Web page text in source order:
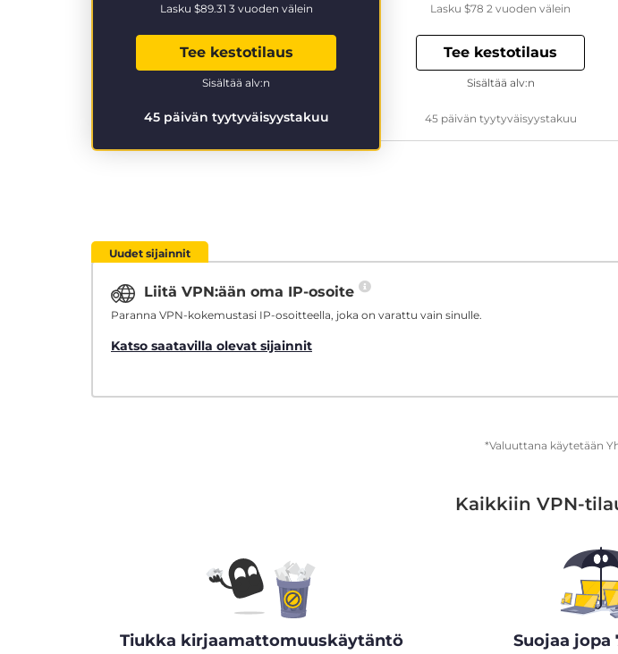
Lasku $89.31 3 vuoden välein
Tee kestotilaus
45 päivän tyytyväisyystakuu
Sisältää alv:n
Lasku$78 2 vuoden välein
Tee kestotilaus
45 päivän tyytyväisyystakuu
Sisältää alv:n
Uudet sijainnit
Liitä VPN:ään oma IP-osoite
Paranna VPN-kokemustasi IP-osoitteella, joka on varattu vain sinulle.
Katso saatavilla olevat sijainnit
*Valuuttana käytetään
Kaikkiin VPN-
Tiukka kirjaamattomuuskäytäntö Suojaa jopa